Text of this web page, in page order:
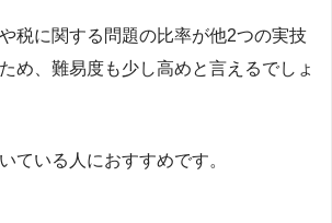
税に関する問題の比率が他2つの実技
め、難易度も少し高めと言えるでしょ
ている人におすすめです。